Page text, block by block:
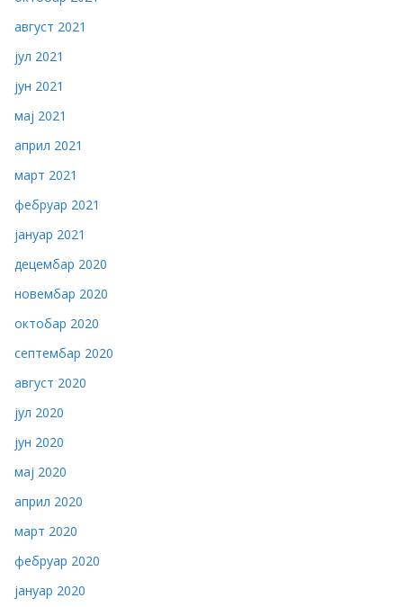
август 2021
јул 2021
јун 2021
мај 2021
април 2021
март 2021
фебруар 2021
јануар 2021
децембар 2020
новембар 2020
октобар 2020
септембар 2020
август 2020
јул 2020
јун 2020
мај 2020
април 2020
март 2020
фебруар 2020
јануар 2020